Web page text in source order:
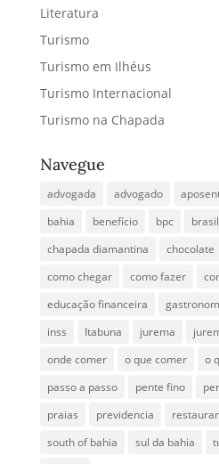
Literatura
Turismo
Turismo em Ilhéus
Turismo Internacional
Turismo na Chapada
Navegue
advogada advogado
bahia
benefício bpc brasil
chapada diamantina
chocolate
como chegar
como fazer
educação financeira
inss
Itabuna jurema
onde comer
o que comer o
passo a passo
pente fino
praias
previdencia
south of bahia
sul da bahia